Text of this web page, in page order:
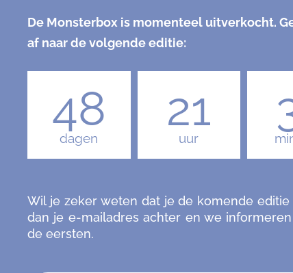
De Monsterbox is momenteel uitverkocht.
af naar de volgende editie:
48
dagen
21
uur
Wil je zeker weten dat je de komende editie
dan je e-mailadres achter en we
de eersten.